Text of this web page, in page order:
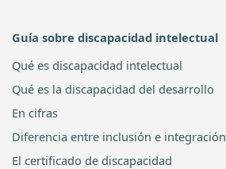
Guía sobre discapacidad intelectual
Qué es discapacidad intelectual
Qué es la discapacidad del desarrollo
En cifras
Diferencia entre inclusión e integración
El certificado de discapacidad